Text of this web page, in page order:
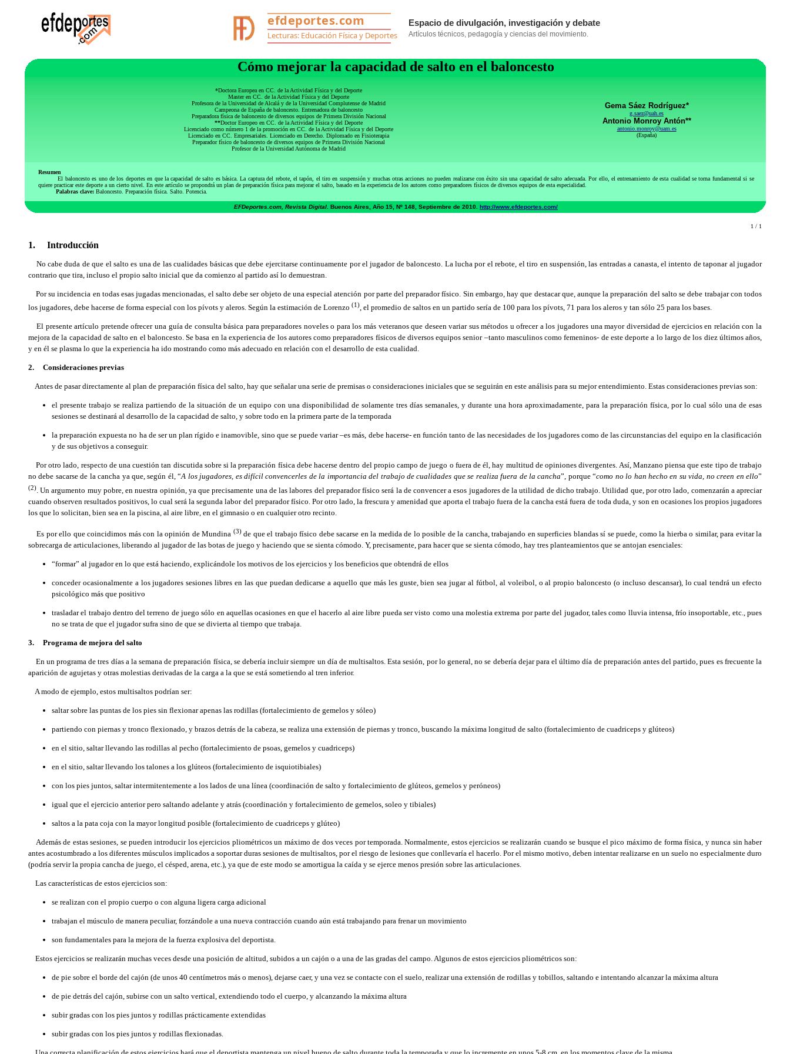
Cómo mejorar la capacidad de salto en el baloncesto
*Doctora Europea en CC. de la Actividad Física y del Deporte
Master en CC. de la Actividad Física y del Deporte
Profesora de la Universidad de Alcalá y de la Universidad Complutense de Madrid
Campeona de España de baloncesto. Entrenadora de baloncesto
Preparadora física de baloncesto de diversos equipos de Primera División Nacional
**Doctor Europeo en CC. de la Actividad Física y del Deporte
Licenciado como número 1 de la promoción en CC. de la Actividad Física y del Deporte
Licenciado en CC. Empresariales. Licenciado en Derecho. Diplomado en Fisioterapia
Preparador físico de baloncesto de diversos equipos de Primera División Nacional
Profesor de la Universidad Autónoma de Madrid
Gema Sáez Rodríguez*
g.saez@uah.es
Antonio Monroy Antón**
antonio.monroy@uam.es
(España)
Resumen
El baloncesto es uno de los deportes en que la capacidad de salto es básica. La captura del rebote, el tapón, el tiro en suspensión y muchas otras acciones no pueden realizarse con éxito sin una capacidad de salto adecuada. Por ello, el entrenamiento de esta cualidad se torna fundamental si se
quiere practicar este deporte a un cierto nivel. En este artículo se propondrá un plan de preparación física para mejorar el salto, basado en la experiencia de los autores como preparadores físicos de diversos equipos de esta especialidad.
Palabras clave:Baloncesto. Preparación física. Salto. Potencia.
EFDeportes.com, Revista Digital . Buenos Aires, Año 15, Nº 148, Septiembre de 2010. http://www.efdeportes.com/
1 / 1
1. Introducción
No cabe duda de que el salto es una de las cualidades básicas que debe ejercitarse continuamente por el jugador de baloncesto. La lucha por el rebote, el tiro en suspensión, las entradas a canasta, el intento de taponar al jugador
contrario que tira, incluso el propio salto inicial que da comienzo al partido así lo demuestran.
Por su incidencia en todas esas jugadas mencionadas, el salto debe ser objeto de una especial atención por parte del preparador físico. Sin embargo, hay que destacar que, aunque la preparación del salto se debe trabajar con todos
los jugadores, debe hacerse de forma especial con los pívots y aleros. Según la estimación de Lorenzo (1), el promedio de saltos en un partido sería de 100 para los pívots, 71 para los aleros y tan sólo 25 para los bases.
El presente artículo pretende ofrecer una guía de consulta básica para preparadores noveles o para los más veteranos que deseen variar sus métodos u ofrecer a los jugadores una mayor diversidad de ejercicios en relación con la
mejora de la capacidad de salto en el baloncesto. Se basa en la experiencia de los autores como preparadores físicos de diversos equipos senior –tanto masculinos como femeninos- de este deporte a lo largo de los diez últimos años,
y en él se plasma lo que la experiencia ha ido mostrando como más adecuado en relación con el desarrollo de esta cualidad.
2. Consideraciones previas
Antes de pasar directamente al plan de preparación física del salto, hay que señalar una serie de premisas o consideraciones iniciales que se seguirán en este análisis para su mejor entendimiento. Estas consideraciones previas son:
el presente trabajo se realiza partiendo de la situación de un equipo con una disponibilidad de solamente tres días semanales, y durante una hora aproximadamente, para la preparación física, por lo cual sólo una de esas
sesiones se destinará al desarrollo de la capacidad de salto, y sobre todo en la primera parte de la temporada
la preparación expuesta no ha de ser un plan rígido e inamovible, sino que se puede variar –es más, debe hacerse- en función tanto de las necesidades de los jugadores como de las circunstancias del equipo en la clasificación
y de sus objetivos a conseguir.
Por otro lado, respecto de una cuestión tan discutida sobre si la preparación física debe hacerse dentro del propio campo de juego o fuera de él, hay multitud de opiniones divergentes. Así, Manzano piensa que este tipo de trabajo
no debe sacarse de la cancha ya que, según él, “A los jugadores, es difícil convencerles de la importancia del trabajo de cualidades que se realiza fuera de la cancha”, porque “como no lo han hecho en su vida, no creen en ello”
(2) . Un argumento muy pobre, en nuestra opinión, ya que precisamente una de las labores del preparador físico será la de convencer a esos jugadores de la utilidad de dicho trabajo. Utilidad que, por otro lado, comenzarán a apreciar
cuando observen resultados positivos, lo cual será la segunda labor del preparador físico. Por otro lado, la frescura y amenidad que aporta el trabajo fuera de la cancha está fuera de toda duda, y son en ocasiones los propios jugadores
los que lo solicitan, bien sea en la piscina, al aire libre, en el gimnasio o en cualquier otro recinto.
Es por ello que coincidimos más con la opinión de Mundina (3)de que el trabajo físico debe sacarse en la medida de lo posible de la cancha, trabajando en superficies blandas sí se puede, como la hierba o similar, para evitar la
sobrecarga de articulaciones, liberando al jugador de las botas de juego y haciendo que se sienta cómodo. Y, precisamente, para hacer que se sienta cómodo, hay tres planteamientos que se antojan esenciales:
“formar” al jugador en lo que está haciendo, explicándole los motivos de los ejercicios y los beneficios que obtendrá de ellos
conceder ocasionalmente a los jugadores sesiones libres en las que puedan dedicarse a aquello que más les guste, bien sea jugar al fútbol, al voleibol, o al propio baloncesto (o incluso descansar), lo cual tendrá un efecto
psicológico más que positivo
trasladar el trabajo dentro del terreno de juego sólo en aquellas ocasiones en que el hacerlo al aire libre pueda ser visto como una molestia extrema por parte del jugador, tales como lluvia intensa, frío insoportable, etc., pues
no se trata de que el jugador sufra sino de que se divierta al tiempo que trabaja.
3. Programa de mejora del salto
En un programa de tres días a la semana de preparación física, se debería incluir siempre un día de multisaltos. Esta sesión, por lo general, no se debería dejar para el último día de preparación antes del partido, pues es frecuente la
aparición de agujetas y otras molestias derivadas de la carga a la que se está sometiendo al tren inferior.
A modo de ejemplo, estos multisaltos podrían ser:
saltar sobre las puntas de los pies sin flexionar apenas las rodillas (fortalecimiento de gemelos y sóleo)
partiendo con piernas y tronco flexionado, y brazos detrás de la cabeza, se realiza una extensión de piernas y tronco, buscando la máxima longitud de salto (fortalecimiento de cuadriceps y glúteos)
en el sitio, saltar llevando las rodillas al pecho (fortalecimiento de psoas, gemelos y cuadriceps)
en el sitio, saltar llevando los talones a los glúteos (fortalecimiento de isquiotibiales)
con los pies juntos, saltar intermitentemente a los lados de una línea (coordinación de salto y fortalecimiento de glúteos, gemelos y peróneos)
igual que el ejercicio anterior pero saltando adelante y atrás (coordinación y fortalecimiento de gemelos, soleo y tibiales)
saltos a la pata coja con la mayor longitud posible (fortalecimiento de cuadriceps y glúteo)
Además de estas sesiones, se pueden introducir los ejercicios pliométricos un máximo de dos veces por temporada. Normalmente, estos ejercicios se realizarán cuando se busque el pico máximo de forma física, y nunca sin haber
antes acostumbrado a los diferentes músculos implicados a soportar duras sesiones de multisaltos, por el riesgo de lesiones que conllevaría el hacerlo. Por el mismo motivo, deben intentar realizarse en un suelo no especialmente duro
(podría servir la propia cancha de juego, el césped, arena, etc.), ya que de este modo se amortigua la caída y se ejerce menos presión sobre las articulaciones.
Las características de estos ejercicios son:
se realizan con el propio cuerpo o con alguna ligera carga adicional
trabajan el músculo de manera peculiar, forzándole a una nueva contracción cuando aún está trabajando para frenar un movimiento
son fundamentales para la mejora de la fuerza explosiva del deportista.
Estos ejercicios se realizarán muchas veces desde una posición de altitud, subidos a un cajón o a una de las gradas del campo. Algunos de estos ejercicios pliométricos son:
de pie sobre el borde del cajón (de unos 40 centímetros más o menos), dejarse caer, y una vez se contacte con el suelo, realizar una extensión de rodillas y tobillos, saltando e intentando alcanzar la máxima altura
de pie detrás del cajón, subirse con un salto vertical, extendiendo todo el cuerpo, y alcanzando la máxima altura
subir gradas con los pies juntos y rodillas prácticamente extendidas
subir gradas con los pies juntos y rodillas flexionadas.